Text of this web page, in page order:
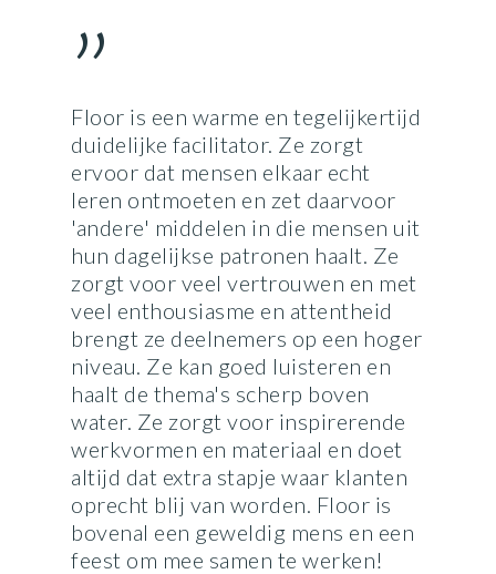
”
Floor is een warme en tegelijkertijd
duidelijke facilitator. Ze zorgt
ervoor dat mensen elkaar echt
leren ontmoeten en zet daarvoor
'andere' middelen in die mensen uit
hun dagelijkse patronen haalt. Ze
zorgt voor veel vertrouwen en met
veel enthousiasme en attentheid
brengt ze deelnemers op een hoger
niveau. Ze kan goed luisteren en
haalt de thema's scherp boven
water. Ze zorgt voor inspirerende
werkvormen en materiaal en doet
altijd dat extra stapje waar klanten
oprecht blij van worden. Floor is
bovenal een geweldig mens en een
feest om mee samen te werken!